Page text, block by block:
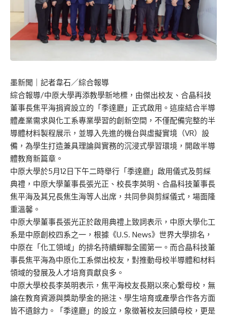
墨新聞
｜記者韋石／綜合報導
綜合報導/中原大學再添教學新地標，由傑出校友、合晶科技
董事長焦平海捐資設立的「季達廳」正式啟用。這座結合半導
體產業需求與化工系專業學習的創新空間，不僅配備完整的半
導體材料製程展示，並導入先進的機台與虛擬實境（VR）設
備，為學生打造兼具理論與實務的沉浸式學習環境，開啟半導
體教育新篇章。
中原大學於5月12日下午二時舉行「季達廳」啟用儀式及剪綵
典禮，中原大學董事長張光正、校長李英明、合晶科技董事長
焦平海及其兄長焦生海等人出席，共同參與剪綵儀式，場面隆
重溫馨。
中原大學董事長張光正於啟用典禮上致詞表示，中原大學化工
系是中原創校四系之一，根據《U.S. News》世界大學排名，
中原在「化工領域」的排名持續蟬聯全國第一。而合晶科技董
事長焦平海為中原化工系傑出校友，對推動母校半導體和材料
領域的發展及人才培育貢獻良多。
中原大學校長李英明表示，焦平海校友長期以來心繫母校，無
論在教育資源與獎助學金的挹注、學生培育或產學合作各方面
皆不遺餘力。「季達廳」的設立，象徵著校友回饋母校，更是